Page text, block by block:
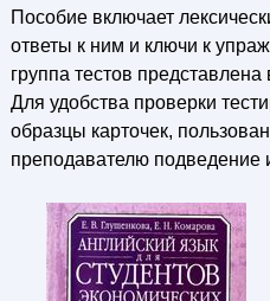
Пособие включает
ответы к ним и ключи к
группа тестов представлена
Для удобства проверки
образцы карточек,
преподавателю подведение